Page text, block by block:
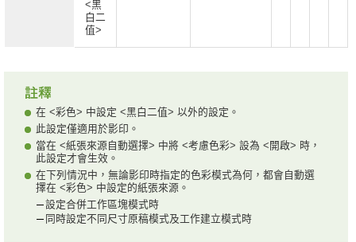
<黑
白二
值>
在 <彩色> 中設定 <黑白二值> 以外的設定。
此設定僅適用於影印。
當在 <紙張來源自動選擇> 中將 <考慮色彩> 設為 <開啟> 時，
此設定才會生效。
在下列情況中，無論影印時指定的色彩模式為何，都會自動選
擇在 <彩色> 中設定的紙張來源。
設定合併工作區塊模式時
同時設定不同尺寸原稿模式及工作建立模式時